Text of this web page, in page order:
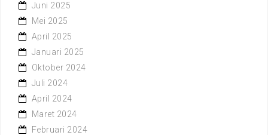
Juni 2025
Mei 2025
April 2025
Januari 2025
Oktober 2024
Juli 2024
April 2024
Maret 2024
Februari 2024